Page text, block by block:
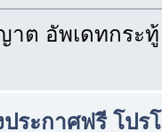
ต อัพเดทกระทู้
ประกาศฟรี โป